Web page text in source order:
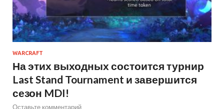
WARCRAFT
На этих выходных состоится турнир
Last Stand Tournament и завершится
сезон MDI!
Оставьте комментарий